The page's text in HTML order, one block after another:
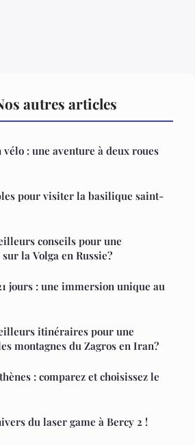
autres articles
: une aventure à deux roues
pour visiter la basilique saint-
conseils pour une
la Volga en Russie?
jours : une immersion unique au
itinéraires pour une
montagnes du Zagros en Iran?
: comparez et choisissez le
du laser game à Bercy 2 !